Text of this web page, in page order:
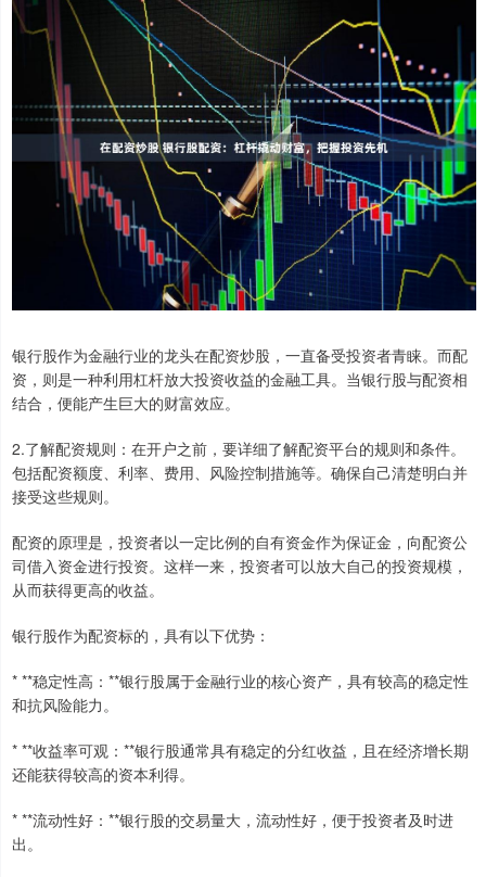
银行股作为金融行业的龙头在配资炒股，一直备受投资者青睐。而配
资，则是一种利用杠杆放大投资收益的金融工具。当银行股与配资相
结合，便能产生巨大的财富效应。
2.了解配资规则：在开户之前，要详细了解配资平台的规则和条件。
包括配资额度、利率、费用、风险控制措施等。确保自己清楚明白并
接受这些规则。
配资的原理是，投资者以一定比例的自有资金作为保证金，向配资公
司借入资金进行投资。这样一来，投资者可以放大自己的投资规模，
从而获得更高的收益。
银行股作为配资标的，具有以下优势：
* **稳定性高：**银行股属于金融行业的核心资产，具有较高的稳定性
和抗风险能力。
* **收益率可观：**银行股通常具有稳定的分红收益，且在经济增长期
还能获得较高的资本利得。
* **流动性好：**银行股的交易量大，流动性好，便于投资者及时进
出。